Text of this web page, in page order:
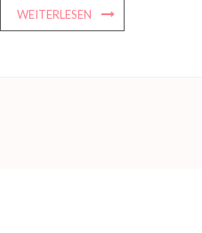
WEITERLESEN